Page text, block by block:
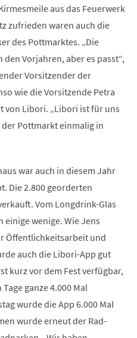
aus das Feuerwerk
zufrieden waren auch die
des Pottmarktes. „Die
Vorjahren, aber es passt“,
Vorsitzender der
wie die Vorsitzende Petra
von Libori. „Libori ist für uns
Pottmarkt einmalig in
war auch in diesem Jahr
Die 2.800 georderten
Vom Longdrink-Glas
einige wenige. Wie Jens
Öffentlichkeitsarbeit und
auch die Libori-App gut
kurz vor dem Fest verfügbar,
ganze 4.000 Mal
wurde die App 6.000 Mal
wurde erneut der Rad-